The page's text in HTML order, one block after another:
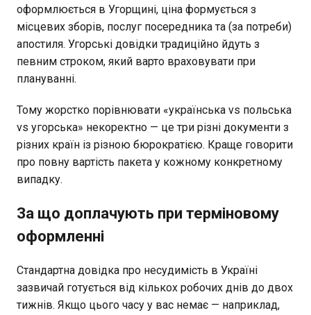
оформлюється в Угорщині, ціна формується з
місцевих зборів, послуг посередника та (за потреби)
апостиля. Угорські довідки традиційно йдуть з
певним строком, який варто враховувати при
плануванні.
Тому жорстко порівнювати «українська vs польська
vs угорська» некоректно — це три різні документи з
різних країн із різною бюрократією. Краще говорити
про повну вартість пакета у кожному конкретному
випадку.
За що доплачують при терміновому
оформленні
Стандартна довідка про несудимість в Україні
зазвичай готується від кількох робочих днів до двох
тижнів. Якщо цього часу у вас немає — наприклад,